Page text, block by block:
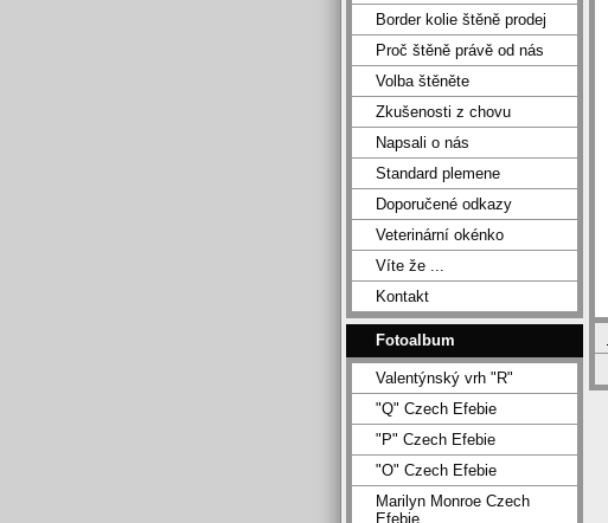
Border kolie štěně prodej
Proč štěně právě od nás
Volba štěněte
Zkušenosti z chovu
Napsali o nás
Standard plemene
Doporučené odkazy
Veterinární okénko
Víte že ...
Kontakt
Fotoalbum
Valentýnský vrh "R"
"Q" Czech Efebie
"P" Czech Efebie
"O" Czech Efebie
Marilyn Monroe Czech
Efebie